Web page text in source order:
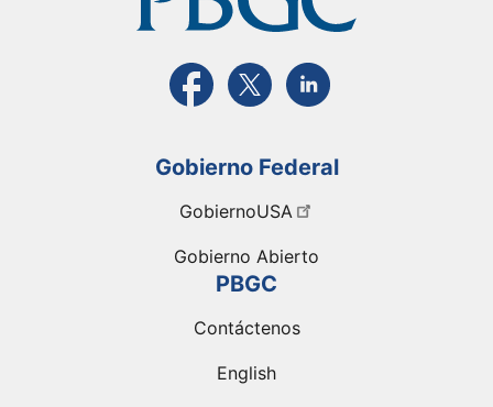
Visite la página FaceBook de PBGC
Visite la página de X de PBGC
Visite la página de
Gobierno Federal
GobiernoUSA
Gobierno Abierto
PBGC
Contáctenos
English